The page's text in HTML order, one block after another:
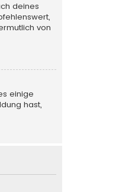
deines
von
einige
hast,